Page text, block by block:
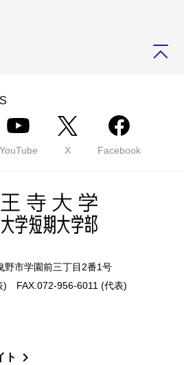
YouTube X Facebook
市学園前三丁目2番1号
) FAX.072-956-6011 (代表)
ト